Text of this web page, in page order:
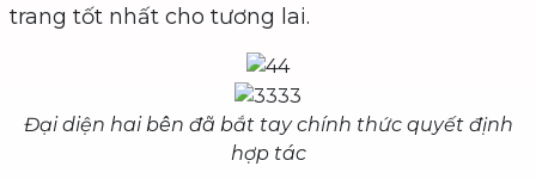
trang tốt nhất cho tương lai.
Đại diện hai bên đã bắt tay chính thức quyết định
hợp tác